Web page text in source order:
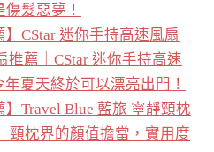
髮惡夢！
】CStar 迷你手持高速風扇
推薦｜CStar 迷你手持高速
夏天終於可以漂亮出門！
】Travel Blue 藍旅 寧靜頸枕
頸枕界的顏值擔當，實用度